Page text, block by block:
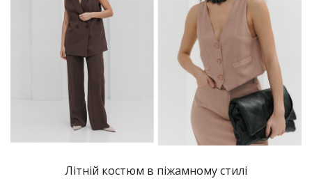
Літній костюм в піжамному стилі